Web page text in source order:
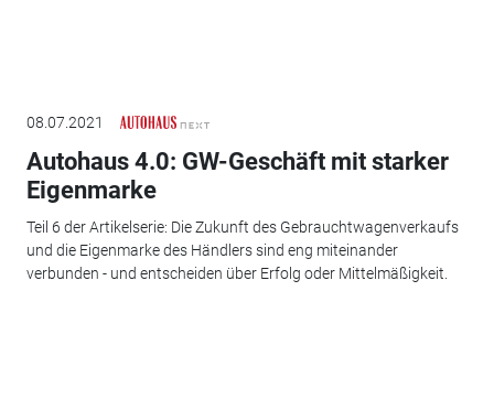
08.07.2021
Autohaus 4.0: GW-Geschäft mit starker
Eigenmarke
Teil 6 der Artikelserie: Die Zukunft des Gebrauchtwagenverkaufs
und die Eigenmarke des Händlers sind eng miteinander
verbunden - und entscheiden über Erfolg oder Mittelmäßigkeit.